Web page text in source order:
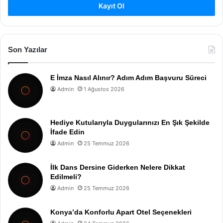
Kayıt Ol
Son Yazılar
E İmza Nasıl Alınır? Adım Adım Başvuru Süreci
Admin 1 Ağustos 2026
Hediye Kutularıyla Duygularınızı En Şık Şekilde
İfade Edin
Admin 25 Temmuz 2026
İlk Dans Dersine Giderken Nelere Dikkat
Edilmeli?
Admin 25 Temmuz 2026
Konya’da Konforlu Apart Otel Seçenekleri